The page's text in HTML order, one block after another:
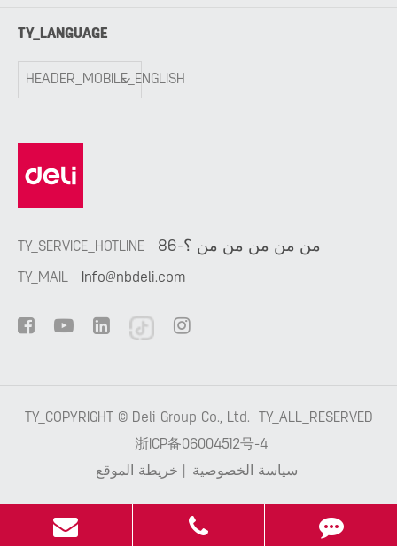
TY_LANGUAGE
HEADER_MOBILE_ENGLISH
TY_SERVICE_HOTLINE 86-من من من من من ؟
TY_MAIL Info@nbdeli.com
TY_COPYRIGHT © Deli Group Co., Ltd.
TY_ALL_RESERVED
浙ICP备06004512号-4
خريطة الموقع
سياسة الخصوصية